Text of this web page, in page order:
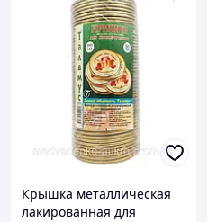
Крышка металлическая
лакированная для